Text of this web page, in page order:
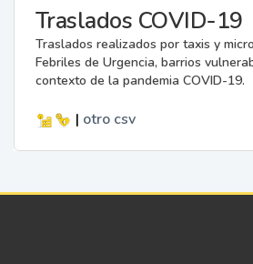
Traslados COVID-19
Traslados realizados por taxis y
Febriles de Urgencia, barrios
contexto de la pandemia COVID-19.
| otro csv